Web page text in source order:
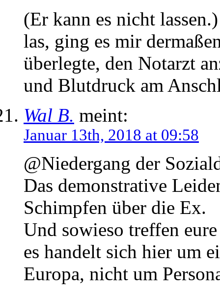
(Er kann es nicht
las, ging es mir
überlegte, den Notarzt
und Blutdruck am
Wal B. meint:
Januar 13th, 2018 at 09:58
@Niedergang der
Das demonstrative
Schimpfen über die Ex.
Und sowieso treffen
es handelt sich hier um
Europa, nicht um